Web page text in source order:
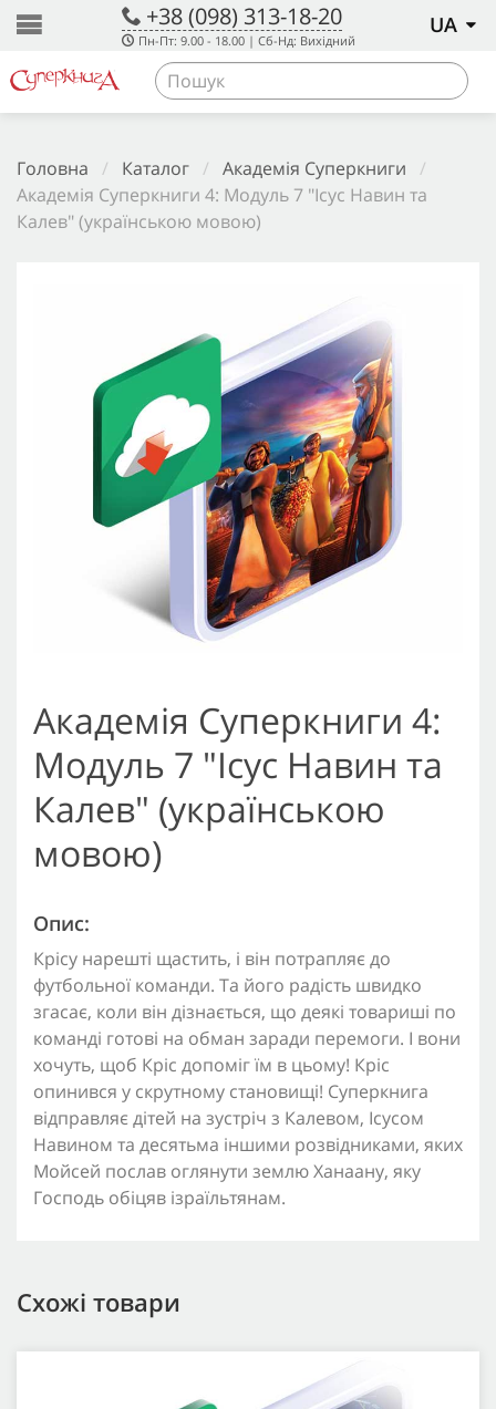
+38 (098) 313-18-20
Пн-Пт: 9.00 - 18.00 | Сб-Нд: Вихідний
UA
Головна / Каталог / Академія Суперкниги /
Академія Суперкниги 4: Модуль 7 "Ісус Навин та
Калев" (українською мовою)
Академія Суперкниги 4:
Модуль 7 "Ісус Навин та
Калев" (українською
мовою)
Опис:
Крісу нарешті щастить, і він потрапляє до
футбольної команди. Та його радість швидко
згасає, коли він дізнається, що деякі товариші по
команді готові на обман заради перемоги. І вони
хочуть, щоб Кріс допоміг їм в цьому! Кріс
опинився у скрутному становищі! Суперкнига
відправляє дітей на зустріч з Калевом, Ісусом
Навином та десятьма іншими розвідниками, яких
Мойсей послав оглянути землю Ханаану, яку
Господь обіцяв ізраїльтянам.
Схожі товари